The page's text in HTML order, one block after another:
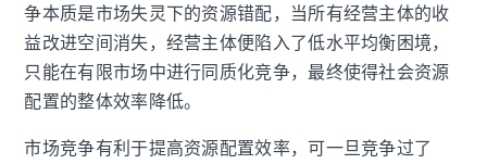
争本质是市场失灵下的资源错配，当所有经营主体的收
益改进空间消失，经营主体便陷入了低水平均衡困境，
只能在有限市场中进行同质化竞争，最终使得社会资源
配置的整体效率降低。
市场竞争有利于提高资源配置效率，可一旦竞争过了